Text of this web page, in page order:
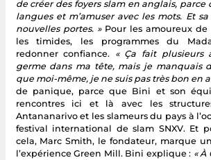
de créer des foyers slam en anglais, parce
langues et m’amuser avec les mots. Et
nouvelles portes. »Pour les amoureux de
les timides, les programmes du
redonner confiance. « Ça fait plusieurs
germe dans ma tête, mais je manquais
que moi-même, je ne suis pas très bon en
de panique, parce que Bini et son
rencontres ici et là avec les
Antananarivo et les slameurs du pays à
festival international de slam SNXV. Et
cela, Marc Smith, le fondateur, marque
l’expérience Green Mill. Bini explique : « À